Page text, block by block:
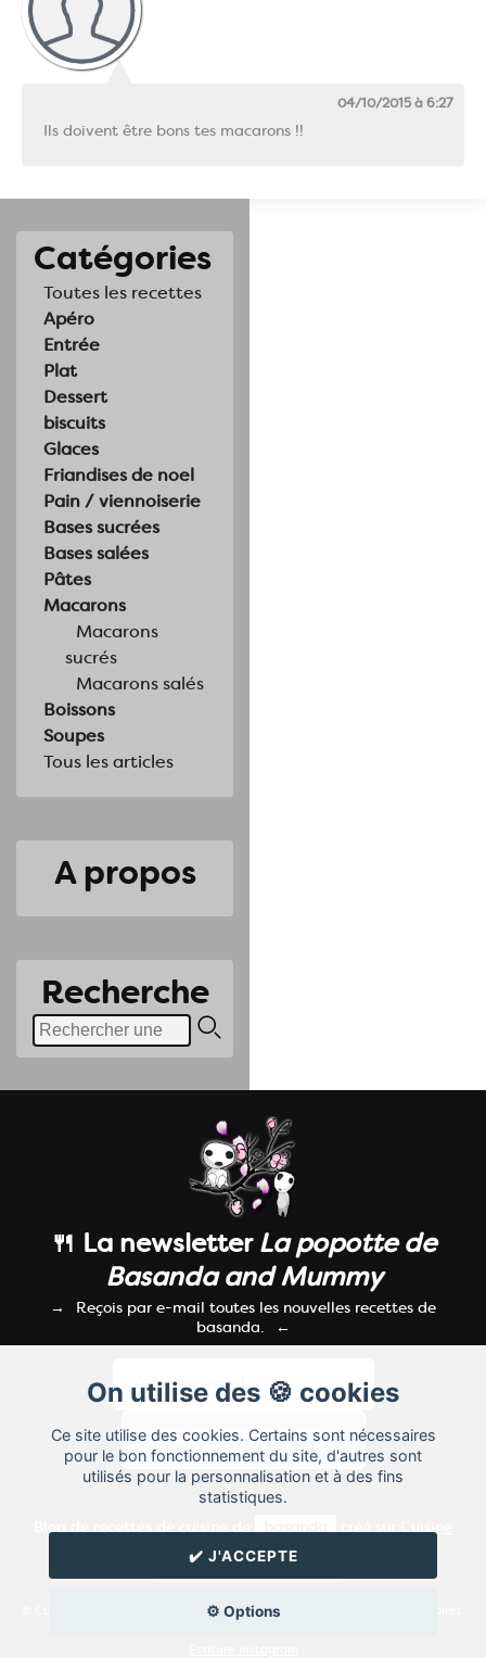
Catégories
Toutes les recettes
Apéro
Entrée
Plat
Dessert
biscuits
Glaces
Friandises de noel
Pain / viennoiserie
Bases sucrées
Bases salées
Pâtes
Macarons
Macarons
sucrés
Macarons salés
Boissons
Soupes
Tous les articles
A propos
Recherche
04/10/2015 à 6:27
Ils doivent être bons tes macarons !!
On utilise des 🍪 cookies
Ce site utilise des cookies. Certains sont nécessaires
pour le bon fonctionnement du site, d'autres sont
utilisés pour la personnalisation et à des fins
statistiques.
✔️ J'ACCEPTE
⚙️ Options
🍴 La newsletterLa popotte de
Basanda and Mummy
Reçois par e-mail toutes les nouvelles recettes de
basanda.
RSS ⁄Réglage des cookies
✉️ Contacter basanda
© Cuisine.land : La plateforme de blog spécialisée dans les blogs culinaires.
Créer un blog de cuisine